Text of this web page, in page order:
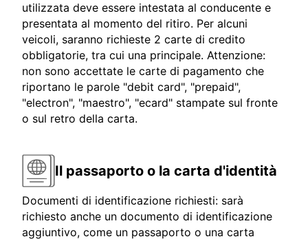
utilizzata deve essere intestata al conducente e
presentata al momento del ritiro. Per alcuni
veicoli, saranno richieste 2 carte di credito
obbligatorie, tra cui una principale. Attenzione:
non sono accettate le carte di pagamento che
riportano le parole "debit card", "prepaid",
"electron", "maestro", "ecard" stampate sul fronte
o sul retro della carta.
Il passaporto o la carta d'identità
Documenti di identificazione richiesti: sarà
richiesto anche un documento di identificazione
aggiuntivo, come un passaporto o una carta